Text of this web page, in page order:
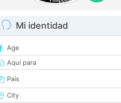
Mi identidad
Age
Aquí para
País
City